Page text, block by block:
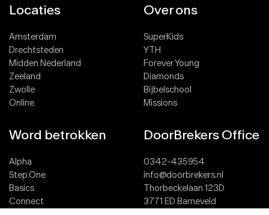
Locaties
Amsterdam
Drechtsteden
Midden Nederland
Zeeland
Zwolle
Online
Over ons
SuperKids
YTH
Forever Young
Diamonds
Bijbelschool
Missions
Word betrokken
Alpha
Step.One
Basics
Connect
DoorBrekers Office
0342-435954
info@doorbrekers.nl
Thorbeckelaan 123D
3771 ED Barneveld